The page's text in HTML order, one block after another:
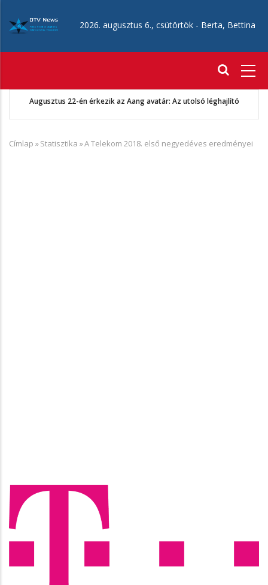
tartalomra
2026. augusztus 6., csütörtök - Berta, Bettina
Augusztus 22-én érkezik az Aang avatár: Az utolsó léghajlító
Morzsa
Címlap »Statisztika »A Telekom 2018. első negyedéves eredményei